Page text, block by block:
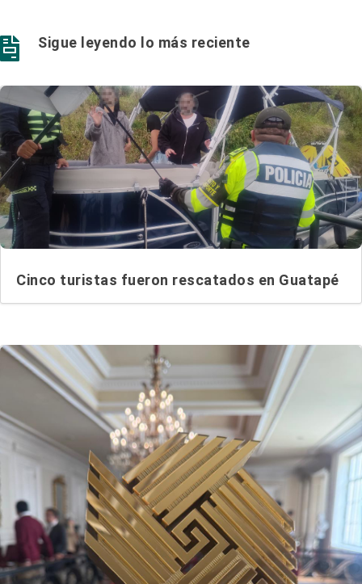
 Sigue leyendo lo más reciente
Cinco turistas fueron rescatados en Guatapé